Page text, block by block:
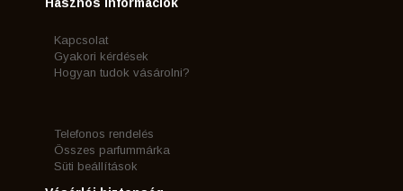
Kapcsolat
Gyakori kérdések
Hogyan tudok vásárolni?
Telefonos rendelés
Összes parfummárka
Süti beállítások